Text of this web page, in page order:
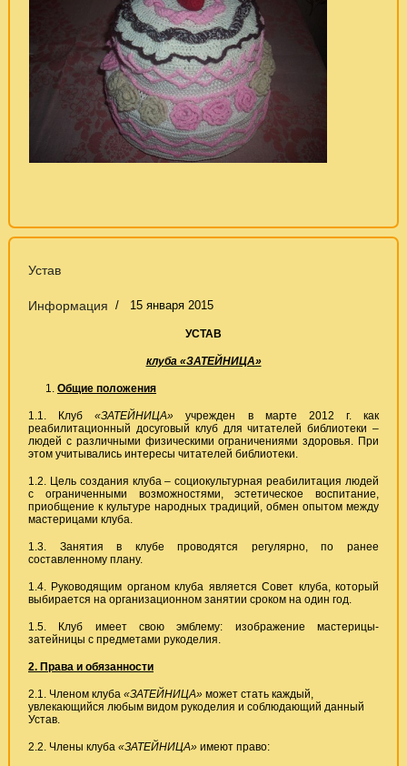
Устав
Информация 15 января 2015
УСТАВ
клуба «ЗАТЕЙНИЦА»
Общие положения
1.1. Клуб«ЗАТЕЙНИЦА» учрежден в марте 2012 г. как
реабилитационный досуговый клуб для читателей библиотеки –
людей с различными физическими ограничениями здоровья. При
этом учитывались интересы читателей библиотеки.
1.2. Цель создания клуба – социокультурная реабилитация людей
с ограниченными возможностями, эстетическое воспитание,
приобщение к культуре народных традиций, обмен опытом между
мастерицами клуба.
1.3. Занятия в клубе проводятся регулярно, по ранее
составленному плану.
1.4. Руководящим органом клуба является Совет клуба, который
выбирается на организационном занятии сроком на один год.
1.5. Клуб имеет свою эмблему: изображение мастерицы-
затейницы с предметами рукоделия.
2. Права и обязанности
2.1. Членом клуба «ЗАТЕЙНИЦА» может стать каждый,
увлекающийся любым видом рукоделия и соблюдающий данный
Устав.
2.2. Члены клуба «ЗАТЕЙНИЦА» имеют право: